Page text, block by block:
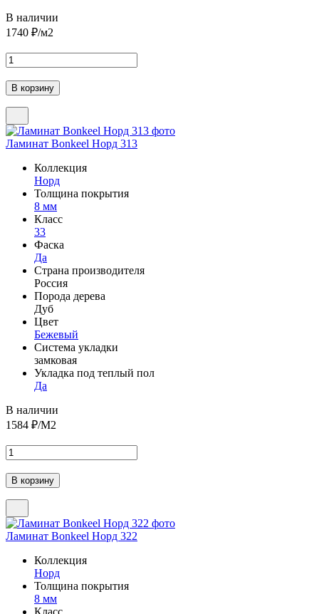
В наличии
1740 ₽/м2
Ламинат Bonkeel Норд 313
Коллекция
Норд
Толщина покрытия
8 мм
Класс
33
Фаска
Да
Страна производителя
Россия
Порода дерева
Дуб
Цвет
Бежевый
Система укладки
замковая
Укладка под теплый пол
Да
В наличии
1584 ₽/М2
Ламинат Bonkeel Норд 322
Коллекция
Норд
Толщина покрытия
8 мм
Класс